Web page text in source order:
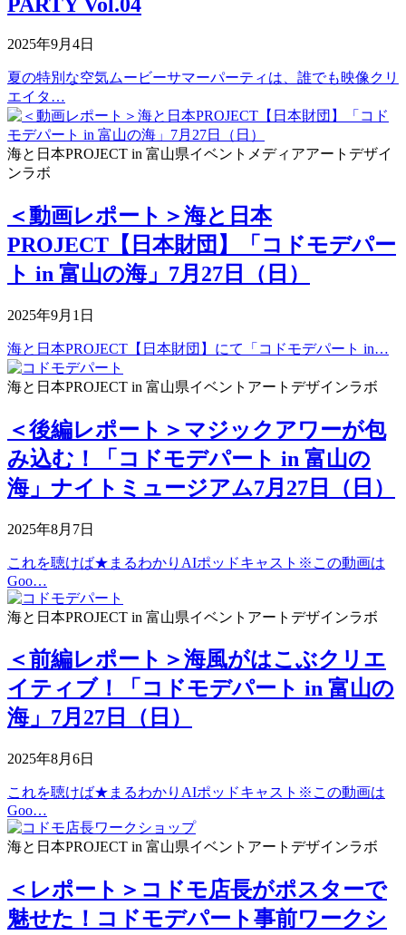
2025年9月4日
夏の特別な空気ムービーサマーパーティは、誰でも映像クリ
エイタ…
海と日本PROJECT in 富山県イベント メディアアートデザイ
ンラボ
＜動画レポート＞海と日本
PROJECT【日本財団】「コドモデパー
ト in 富山の海」7月27日（日）
2025年9月1日
海と日本PROJECT【日本財団】にて「コドモデパート in…
海と日本PROJECT in 富山県イベント アートデザインラボ
＜後編レポート＞マジックアワーが包
み込む！「コドモデパート in 富山の
海」ナイトミュージアム7月27日（日）
2025年8月7日
これを聴けば★まるわかりAIポッドキャスト※この動画は
Goo…
海と日本PROJECT in 富山県イベント アートデザインラボ
＜前編レポート＞海風がはこぶクリエ
イティブ！「コドモデパート in 富山の
海」7月27日（日）
2025年8月6日
これを聴けば★まるわかりAIポッドキャスト※この動画は
Goo…
海と日本PROJECT in 富山県イベント アートデザインラボ
＜レポート＞コドモ店長がポスターで
魅せた！コドモデパート事前ワークシ